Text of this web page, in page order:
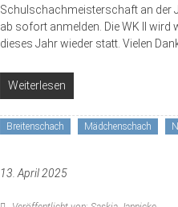
Schulschachmeisterschaft an der
ab sofort anmelden. Die WK II wird
dieses Jahr wieder statt. Vielen
Weiterlesen
Breitenschach Mädchenschach
13. April 2025